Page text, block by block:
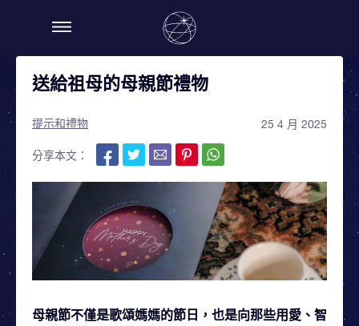
送給祖母的母親節禮物
提示和禮物 25 4 月 2025
分享本文：
母親節不僅是歌頌媽媽的節日，也是向那些用愛、智